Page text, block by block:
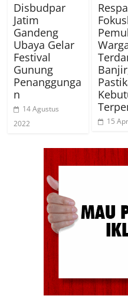
Disbudpar
Jatim
Gandeng
Ubaya Gelar
Festival
Gunung
Penanggunga
n
14 Agustus
2022
15